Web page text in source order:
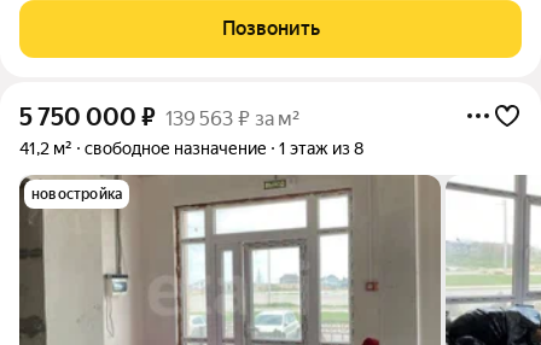
помещение в активно развивающейся торговой локации
идеальное решение для запуска собственного дела или
Позвонить
5 750 000 ₽ 139 563 ₽ за м²
41,2 м² свободное назначение 1 этаж из 8
новостройка